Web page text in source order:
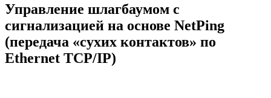
Управление шлагбаумом с
сигнализацией на основе NetPing
(передача «сухих контактов» по
Ethernet TCP/IP)